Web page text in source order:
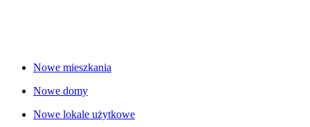
Nowe mieszkania
Nowe domy
Nowe lokale użytkowe